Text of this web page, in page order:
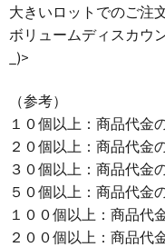
大きいロットでのご注
ボリュームディスカウ
_)>
（参考）
１０個以上：商品代金
２０個以上：商品代金
３０個以上：商品代金
５０個以上：商品代金
１００個以上：商品代
２００個以上：商品